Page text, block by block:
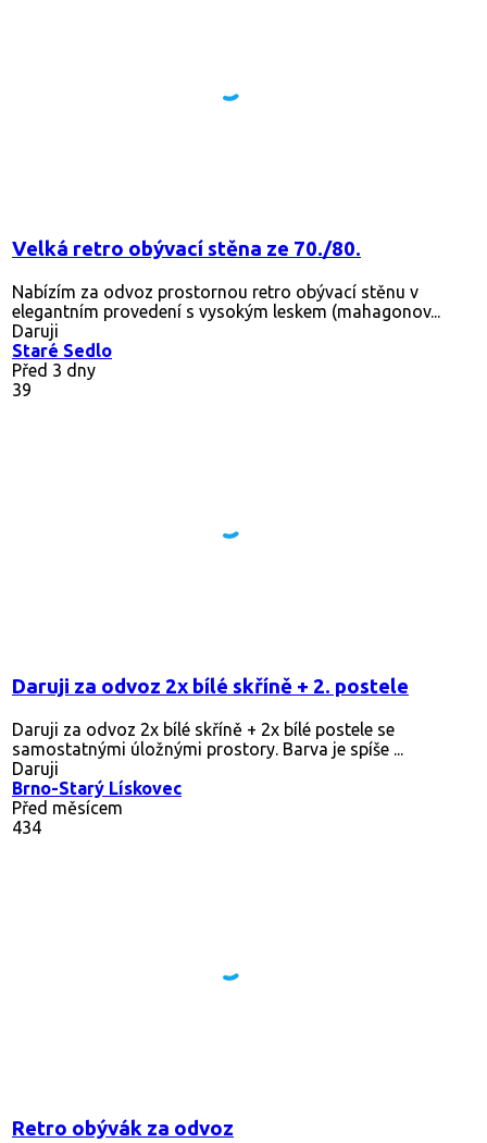
Velká retro obývací stěna ze 70./80.
Nabízím za odvoz prostornou retro obývací stěnu v
elegantním provedení s vysokým leskem (mahagonov...
Daruji
Staré Sedlo
Před 3 dny
39
Daruji za odvoz 2x bílé skříně + 2. postele
Daruji za odvoz 2x bílé skříně + 2x bílé postele se
samostatnými úložnými prostory. Barva je spíše ...
Daruji
Brno-Starý Lískovec
Před měsícem
434
Retro obývák za odvoz